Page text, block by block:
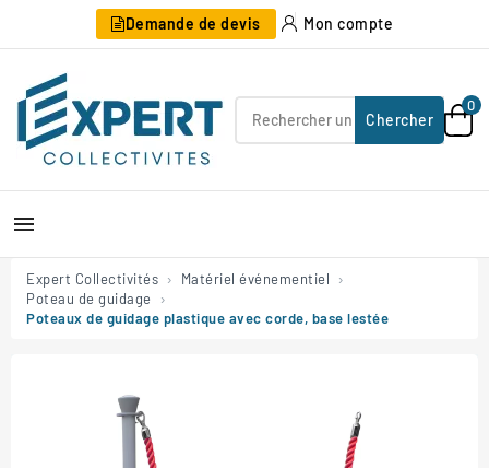
Demande de devis Mon compte
Chercher
0

Expert Collectivités
Matériel événementiel
Poteau de guidage
Poteaux de guidage plastique avec corde, base lestée